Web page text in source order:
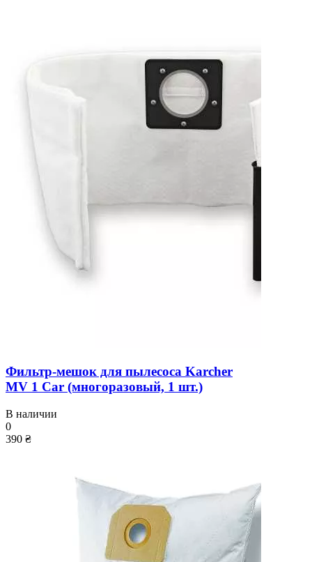
Фильтр-мешок для пылесоса Karcher
MV 1 Car (многоразовый, 1 шт.)
В наличии
0
390 ₴